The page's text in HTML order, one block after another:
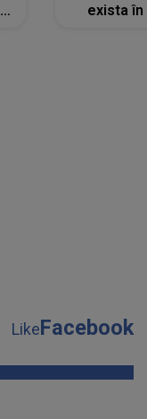
exista
LikeFacebook